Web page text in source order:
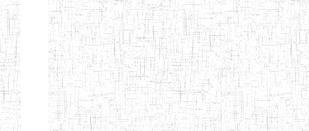
Etablissements